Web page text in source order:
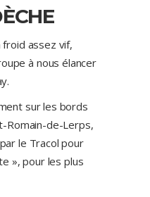
froid assez vif,
à nous élancer
sur les bords
Romain-de-Lerps,
le Tracol pour
», pour les plus